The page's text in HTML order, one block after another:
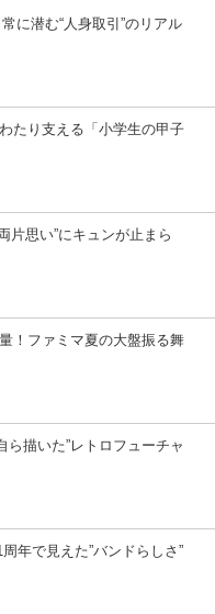
に潜む“人身取引”のリアル
たり支える「小学生の甲子
片思い”にキュンが止まら
！ファミマ夏の大盤振る舞
描いた”レトロフューチャ
年で見えた”バンドらしさ”